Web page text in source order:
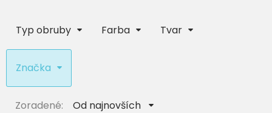
Typ obruby Farba Tvar
Značka
Zoradené: Od najnovších